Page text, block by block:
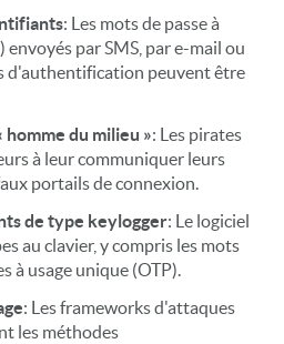
: Les mots de passe à
envoyés par SMS, par e-mail ou
d'authentification peuvent être
du milieu »: Les pirates
à leur communiquer leurs
portails de connexion.
de type keylogger: Le logiciel
au clavier, y compris les mots
à usage unique (OTP).
: Les frameworks d'attaques
les méthodes